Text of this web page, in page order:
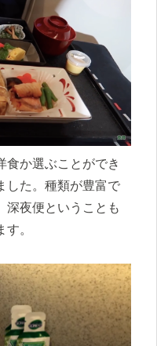
食か選ぶことができ
した。種類が豊富で
深夜便ということも
。